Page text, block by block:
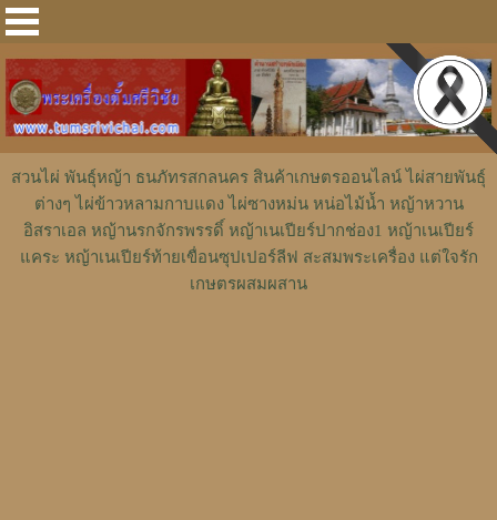
สวนไผ่ พันธุ์หญ้า ธนภัทรสกลนคร สินค้าเกษตรออนไลน์ ไผ่สายพันธุ์
ต่างๆ ไผ่ข้าวหลามกาบแดง ไผ่ซางหม่น หน่อไม้น้ำ หญ้าหวาน
อิสราเอล หญ้านรกจักรพรรดิ์ หญ้าเนเปียร์ปากช่อง1 หญ้าเนเปียร์
แคระ หญ้าเนเปียร์ท้ายเขื่อนซุปเปอร์ลีฟ สะสมพระเครื่อง แต่ใจรัก
เกษตรผสมผสาน